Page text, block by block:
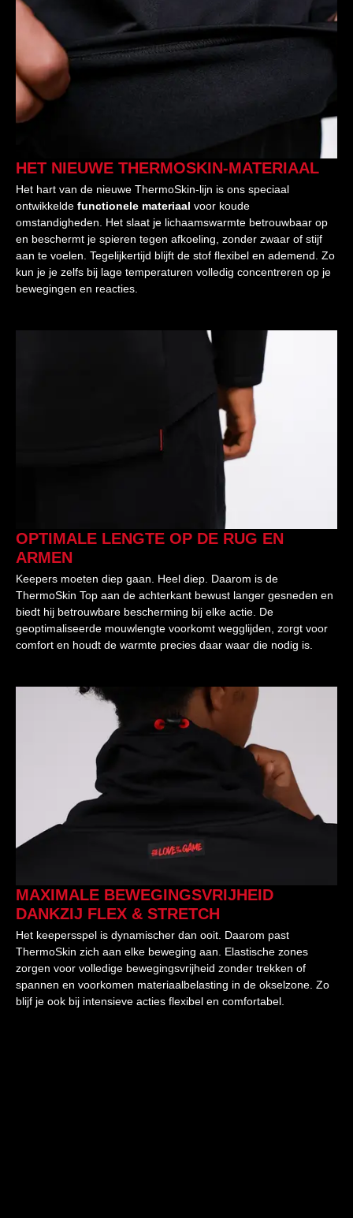
HET NIEUWE THERMOSKIN-MATERIAAL
Het hart van de nieuwe ThermoSkin-lijn is ons speciaal
ontwikkelde functionele materiaal voor koude
omstandigheden. Het slaat je lichaamswarmte betrouwbaar op
en beschermt je spieren tegen afkoeling, zonder zwaar of stijf
aan te voelen. Tegelijkertijd blijft de stof flexibel en ademend. Zo
kun je je zelfs bij lage temperaturen volledig concentreren op je
bewegingen en reacties.
OPTIMALE LENGTE OP DE RUG EN
ARMEN
Keepers moeten diep gaan. Heel diep. Daarom is de
ThermoSkin Top aan de achterkant bewust langer gesneden en
biedt hij betrouwbare bescherming bij elke actie. De
geoptimaliseerde mouwlengte voorkomt wegglijden, zorgt voor
comfort en houdt de warmte precies daar waar die nodig is.
MAXIMALE BEWEGINGSVRIJHEID
DANKZIJ FLEX & STRETCH
Het keepersspel is dynamischer dan ooit. Daarom past
ThermoSkin zich aan elke beweging aan. Elastische zones
zorgen voor volledige bewegingsvrijheid zonder trekken of
spannen en voorkomen materiaalbelasting in de okselzone. Zo
blijf je ook bij intensieve acties flexibel en comfortabel.